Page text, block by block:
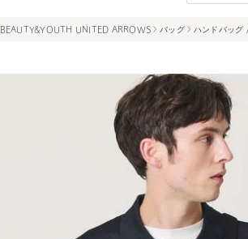
BEAUTY&YOUTH UNITED ARROWS バッグ ハンドバッグ